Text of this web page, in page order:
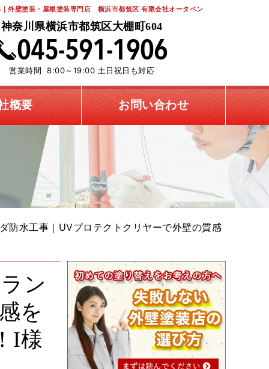
外壁塗装・屋根塗装専門店 横浜市都筑区 有限会社オータペン
神奈川県横浜市都筑区大棚町604
営業時間 8:00～19:00 土日祝日も対応
概要 お問い合わせ
防水工事｜UVプロテクトクリヤーで外壁の質感
ン
を
I様